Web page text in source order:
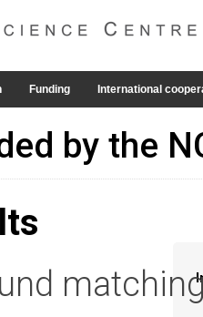
Funding International
by the